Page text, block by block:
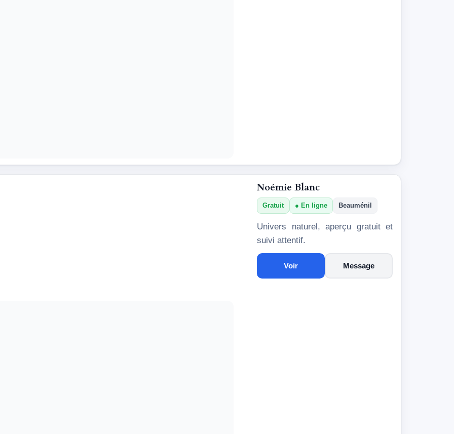
Noémie Blanc
Gratuit En ligne Beauménil
Univers naturel, aperçu gratuit et
suivi attentif.
Voir Message